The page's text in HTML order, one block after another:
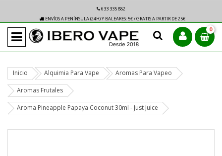
633 335 882
ENVÍOS A PENÍNSULA (24H) Y BALEARES: 5€ / GRATIS A PARTIR DE 25€
0
Inicio Alquimia Para Vape Aromas Para Vapeo
Aromas Frutales
Aroma Pineapple Papaya Coconut 30ml - Just Juice